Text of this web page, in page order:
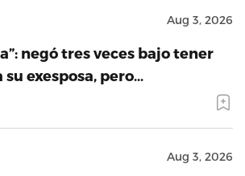
Aug 3, 2026
negó tres veces bajo tener
exesposa, pero…
Aug 3, 2026